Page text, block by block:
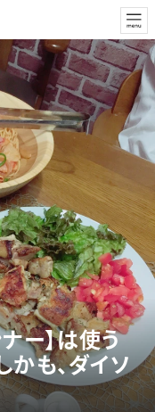
ー】は使う
かも、ダイソ